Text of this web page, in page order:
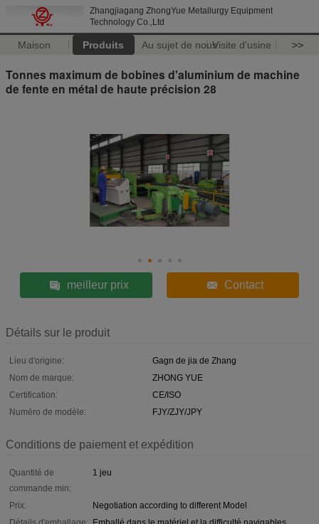
Zhangjiagang ZhongYue Metallurgy Equipment
Technology Co.,Ltd
Maison Produits Au sujet de nousVisite d'usine >>
Tonnes maximum de bobines d'aluminium de machine
de fente en métal de haute précision 28
meilleur prix Contact
Détails sur le produit
Lieu d'origine:
Gagn de jia de Zhang
Nom de marque:
ZHONG YUE
Certification:
CE/ISO
Numéro de modèle:
FJY/ZJY/JPY
Conditions de paiement et expédition
Quantité de
commande min:
1 jeu
Prix:
Negotiation according to different Model